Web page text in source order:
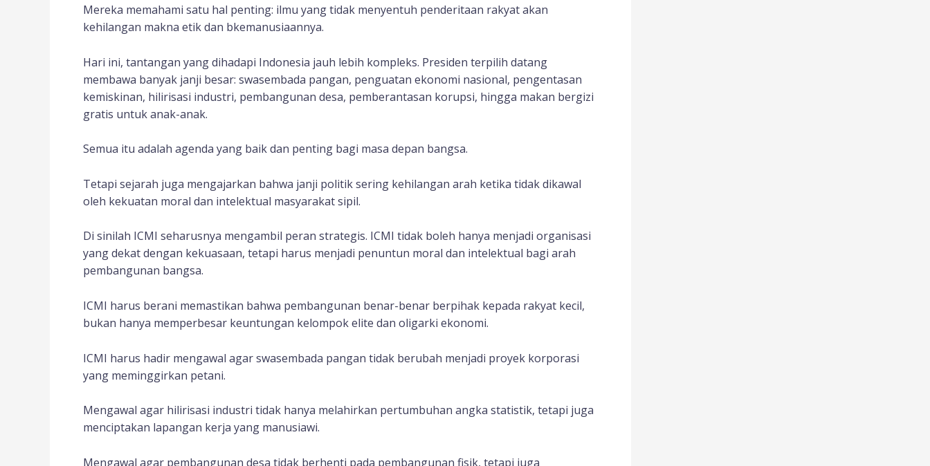
Mereka memahami satu hal penting: ilmu yang tidak menyentuh penderitaan rakyat akan
kehilangan makna etik dan bkemanusiaannya.
Hari ini, tantangan yang dihadapi Indonesia jauh lebih kompleks. Presiden terpilih datang
membawa banyak janji besar: swasembada pangan, penguatan ekonomi nasional, pengentasan
kemiskinan, hilirisasi industri, pembangunan desa, pemberantasan korupsi, hingga makan bergizi
gratis untuk anak-anak.
Semua itu adalah agenda yang baik dan penting bagi masa depan bangsa.
Tetapi sejarah juga mengajarkan bahwa janji politik sering kehilangan arah ketika tidak dikawal
oleh kekuatan moral dan intelektual masyarakat sipil.
Di sinilah ICMI seharusnya mengambil peran strategis. ICMI tidak boleh hanya menjadi organisasi
yang dekat dengan kekuasaan, tetapi harus menjadi penuntun moral dan intelektual bagi arah
pembangunan bangsa.
ICMI harus berani memastikan bahwa pembangunan benar-benar berpihak kepada rakyat kecil,
bukan hanya memperbesar keuntungan kelompok elite dan oligarki ekonomi.
ICMI harus hadir mengawal agar swasembada pangan tidak berubah menjadi proyek korporasi
yang meminggirkan petani.
Mengawal agar hilirisasi industri tidak hanya melahirkan pertumbuhan angka statistik, tetapi juga
menciptakan lapangan kerja yang manusiawi.
Mengawal agar pembangunan desa tidak berhenti pada pembangunan fisik, tetapi juga